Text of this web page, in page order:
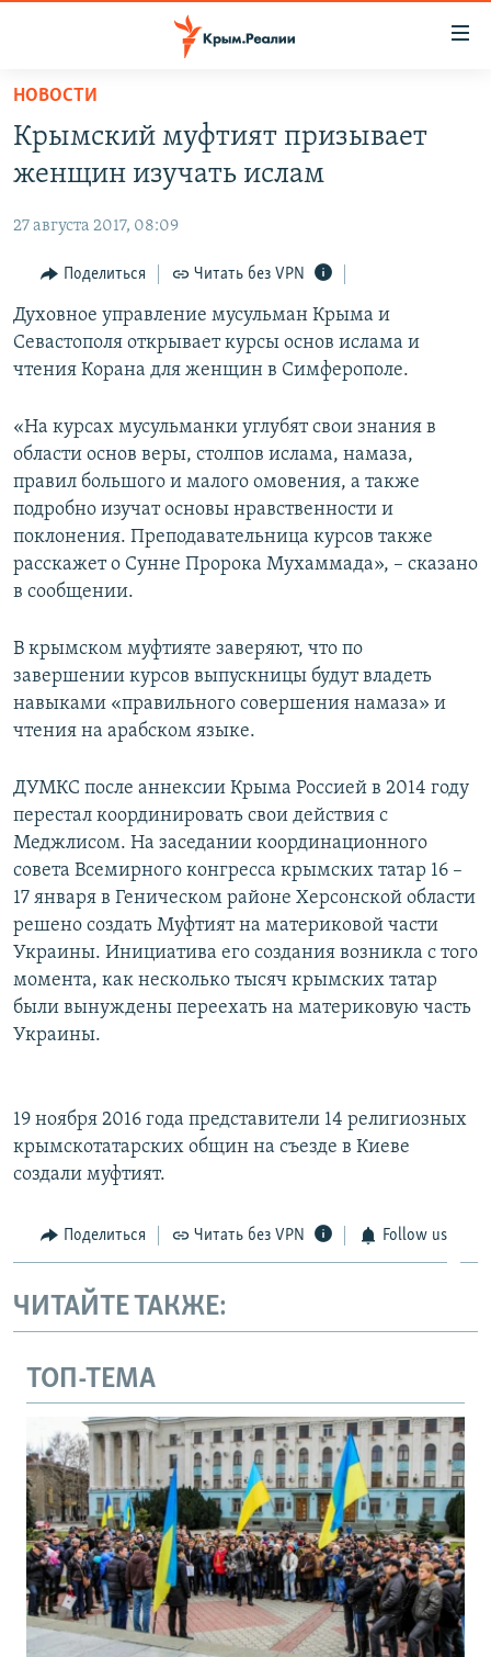
Вернуться
основному
содержанию
навигации
Вернутся
поиску
СПЕЦПРОЕКТЫ
КАРТА ВОЕННЫХ ОБЪЕКТОВ КРЫМА
11 ЛЕТ ОККУПАЦИИ КРЫМА. 11 ИСТОРИЙ СОПРОТИВЛЕНИЯ
ИСТОРИЯ
ЕЩЕ
ИНТЕРАКТИВ
СОВЕТЫ ПРАВОЗАЩИТНИКОВ
ПРОПАВШИЕ БЕЗ ВЕСТИ
ПОБЕДИТЕЛЕЙ НЕ СУДЯТ?
КРЫМ.НЕПОКОРЕННЫЙ
ELIFBE
РАДІО СВОБОДА
КАК ОБОЙТИ БЛОКИРОВКУ
Qırımtatar
ПРИСОЕДИНЯЙТЕСЬ!
Все сайты RFE/RL
НОВОСТИ
Крымский муфтият призывает
женщин изучать ислам
27 августа 2017, 08:09
Поделиться Читать без VPN
Духовное управление мусульман Крыма и
Севастополя открывает курсы основ ислама и
чтения Корана для женщин в Симферополе.
«На курсах мусульманки углубят свои знания в
области основ веры, столпов ислама, намаза,
правил большого и малого омовения, а также
подробно изучат основы нравственности и
поклонения. Преподавательница курсов также
расскажет о Сунне Пророка Мухаммада», – сказано
в сообщении.
В крымском муфтияте заверяют, что по
завершении курсов выпускницы будут владеть
навыками «правильного совершения намаза» и
чтения на арабском языке.
ДУМКС после аннексии Крыма Россией в 2014 году
перестал координировать свои действия с
Меджлисом. На заседании координационного
совета Всемирного конгресса крымских татар 16 –
17 января в Геническом районе Херсонской области
решено создать Муфтият на материковой части
Украины. Инициатива его создания возникла с того
момента, как несколько тысяч крымских татар
были вынуждены переехать на материковую часть
Украины.
19 ноября 2016 года представители 14 религиозных
крымскотатарских общин на съезде в Киеве
создали муфтият.
Поделиться Читать без VPN Follow us
ЧИТАЙТЕ ТАКЖЕ:
ТОП-ТЕМА